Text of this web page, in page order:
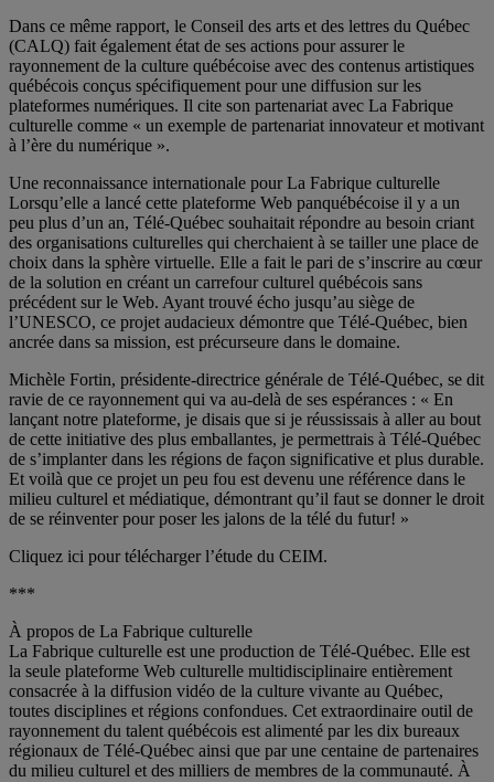
Dans ce même rapport, le Conseil des arts et des lettres du Québec
(CALQ) fait également état de ses actions pour assurer le
rayonnement de la culture québécoise avec des contenus artistiques
québécois conçus spécifiquement pour une diffusion sur les
plateformes numériques. Il cite son partenariat avec La Fabrique
culturelle comme « un exemple de partenariat innovateur et motivant
à l’ère du numérique ».
Une reconnaissance internationale pour La Fabrique culturelle
Lorsqu’elle a lancé cette plateforme Web panquébécoise il y a un
peu plus d’un an, Télé-Québec souhaitait répondre au besoin criant
des organisations culturelles qui cherchaient à se tailler une place de
choix dans la sphère virtuelle. Elle a fait le pari de s’inscrire au cœur
de la solution en créant un carrefour culturel québécois sans
précédent sur le Web. Ayant trouvé écho jusqu’au siège de
l’UNESCO, ce projet audacieux démontre que Télé-Québec, bien
ancrée dans sa mission, est précurseure dans le domaine.
Michèle Fortin, présidente-directrice générale de Télé-Québec, se dit
ravie de ce rayonnement qui va au-delà de ses espérances : « En
lançant notre plateforme, je disais que si je réussissais à aller au bout
de cette initiative des plus emballantes, je permettrais à Télé-Québec
de s’implanter dans les régions de façon significative et plus durable.
Et voilà que ce projet un peu fou est devenu une référence dans le
milieu culturel et médiatique, démontrant qu’il faut se donner le droit
de se réinventer pour poser les jalons de la télé du futur! »
Cliquez ici pour télécharger l’étude du CEIM.
***
À propos de La Fabrique culturelle
La Fabrique culturelle est une production de Télé-Québec. Elle est
la seule plateforme Web culturelle multidisciplinaire entièrement
consacrée à la diffusion vidéo de la culture vivante au Québec,
toutes disciplines et régions confondues. Cet extraordinaire outil de
rayonnement du talent québécois est alimenté par les dix bureaux
régionaux de Télé-Québec ainsi que par une centaine de partenaires
du milieu culturel et des milliers de membres de la communauté. À